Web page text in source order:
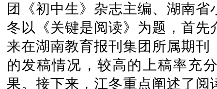
团《初中生》杂志主编、湖南
冬以《关键是阅读》为题，首
来在湖南教育报刊集团所属期
的发稿情况，较高的上稿率充
果。接下来，江冬重点阐述了